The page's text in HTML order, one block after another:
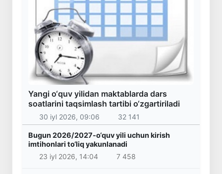
Yangi o‘quv yilidan maktablarda dars
soatlarini taqsimlash tartibi o‘zgartiriladi
30 iyl 2026, 09:06 32 141
Bugun 2026/2027-o‘quv yili uchun kirish
imtihonlari to‘liq yakunlanadi
23 iyl 2026, 14:04
7 458